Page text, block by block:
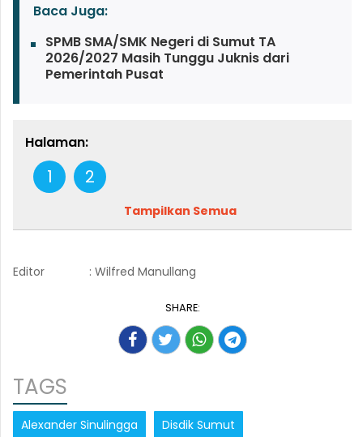
Baca Juga:
SPMB SMA/SMK Negeri di Sumut TA
2026/2027 Masih Tunggu Juknis dari
Pemerintah Pusat
Halaman:
1 2
Tampilkan Semua
Editor : Wilfred Manullang
SHARE:
TAGS
Alexander Sinulingga Disdik Sumut